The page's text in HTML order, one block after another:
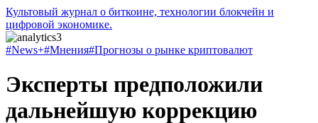
Культовый журнал о биткоине, технологии блокчейн и
цифровой экономике.
#News+#Мнения#Прогнозы о рынке криптовалют
Эксперты предположили
дальнейшую коррекцию